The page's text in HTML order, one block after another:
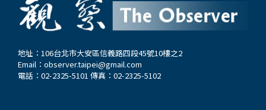
地址：106台北市大安區信義路四段45號10樓之2
Email： observer.taipei@gmail.com
電話：02-2325-5101 傳真：02-2325-5102